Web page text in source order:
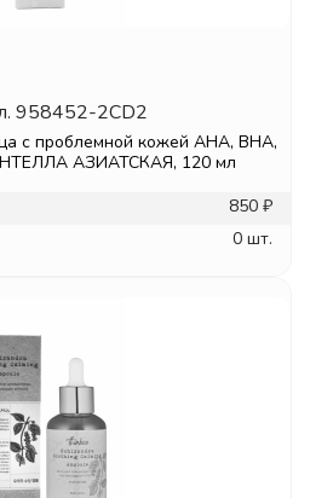
958452-2CD2
с проблемной кожей AHA, BHA,
АЗИАТСКАЯ, 120 мл
850 ₽
0 шт.